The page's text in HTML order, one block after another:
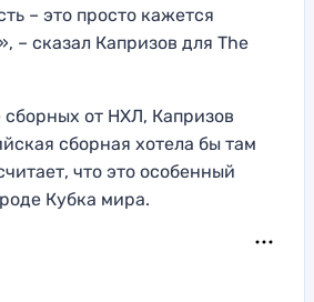
– это просто кажется
– сказал Капризов для The
сборных от НХЛ, Капризов
сборная хотела бы там
что это особенный
Кубка мира.